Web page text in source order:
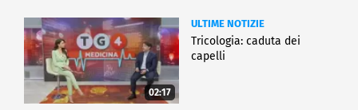
02:17
ULTIME NOTIZIE
Tricologia: caduta dei
capelli